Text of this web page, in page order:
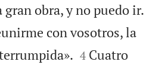
gran obra, y no puedo ir.
con vosotros, la


4 Cuatro